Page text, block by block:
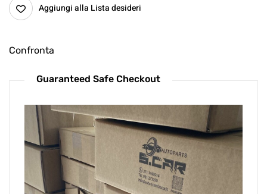
Aggiungi alla Lista desideri
Confronta
Guaranteed Safe Checkout